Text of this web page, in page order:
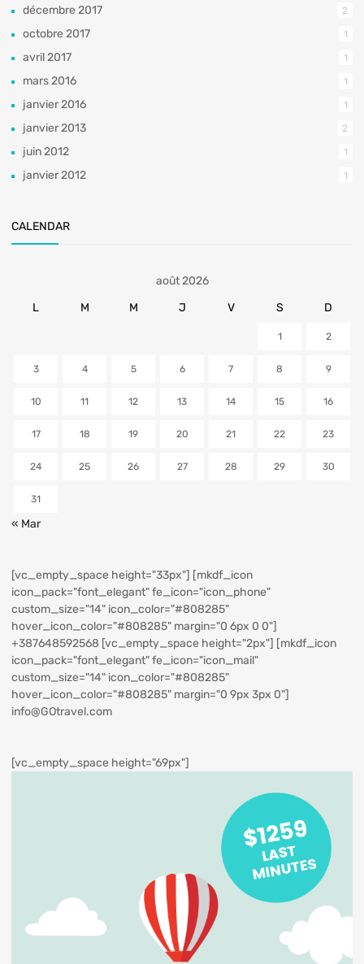
décembre 2017 2
octobre 2017 1
avril 2017 1
mars 2016 1
janvier 2016 1
janvier 2013 2
juin 2012 1
janvier 2012 1
CALENDAR
août 2026
L
M M J V S D
1 2
3 4 5 6 7 8 9
10 11 12 13 14 15 16
17 18 19 20 21 22 23
24 25 26 27 28 29 30
31
« Mar
[vc_empty_space height="33px"] [mkdf_icon
icon_pack="font_elegant" fe_icon="icon_phone"
custom_size="14" icon_color="#808285"
hover_icon_color="#808285" margin="0 6px 0 0"]
+387648592568 [vc_empty_space height="2px"] [mkdf_icon
icon_pack="font_elegant" fe_icon="icon_mail"
custom_size="14" icon_color="#808285"
hover_icon_color="#808285" margin="0 9px 3px 0"]
info@GOtravel.com
[vc_empty_space height="69px"]